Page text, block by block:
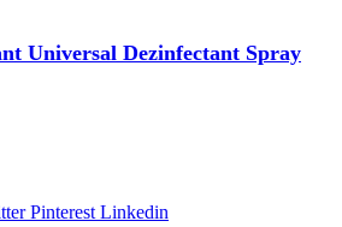
Universal Dezinfectant Spray
Pinterest Linkedin